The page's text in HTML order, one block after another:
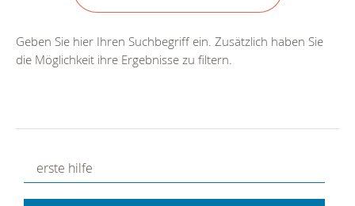
Geben Sie hier Ihren Suchbegriff ein. Zusätzlich haben Sie
die Möglichkeit ihre Ergebnisse zu filtern.